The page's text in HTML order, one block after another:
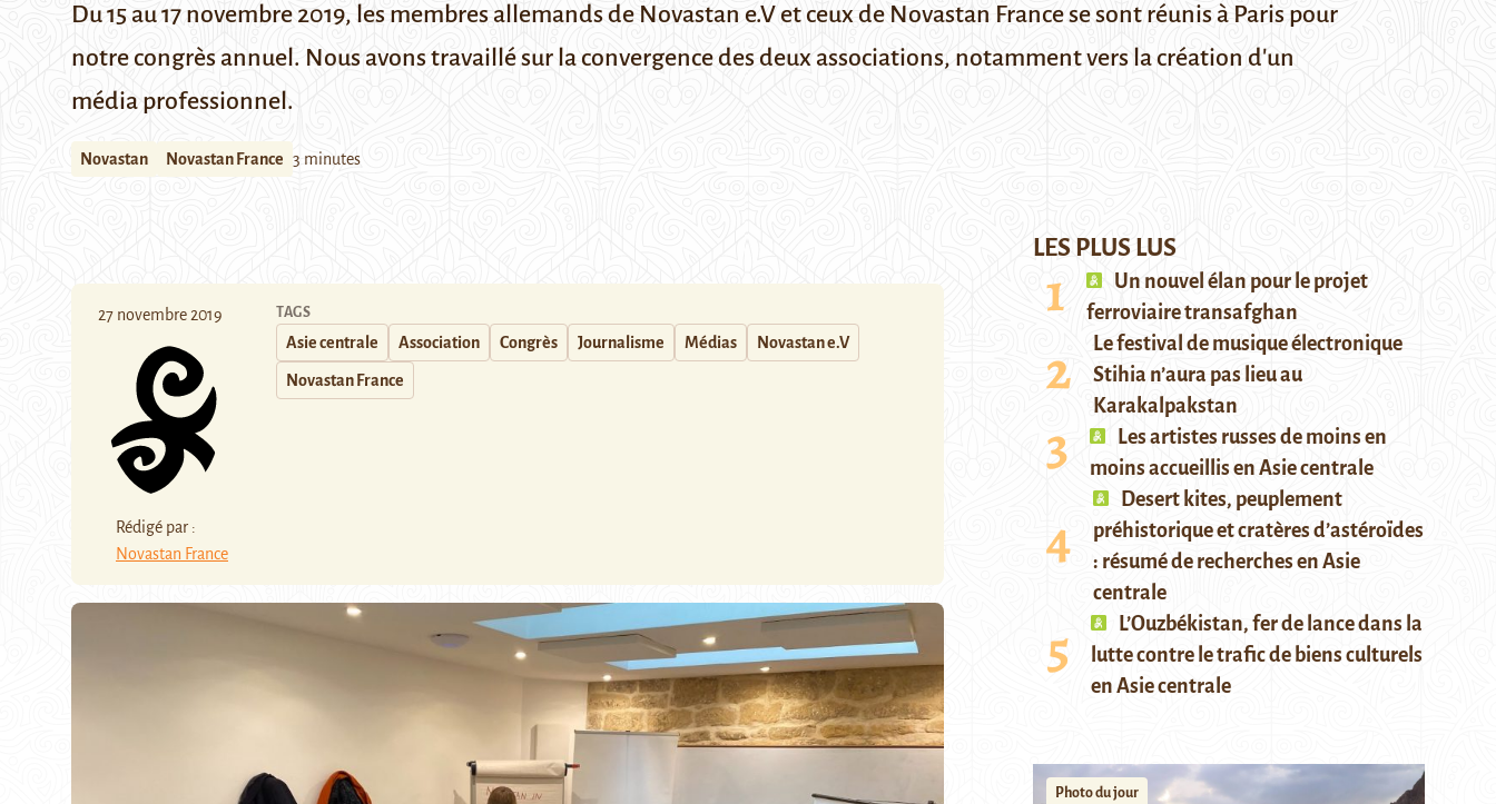
Du 15 au 17 novembre 2019, les membres allemands de Novastan e.V et ceux de Novastan France se sont réunis à Paris pour
notre congrès annuel. Nous avons travaillé sur la convergence des deux associations, notamment vers la création d'un
média professionnel.
Novastan Novastan France 3 minutes
27 novembre 2019
Rédigé par :
Novastan France
TAGS
Asie centrale Association Congrès Journalisme Médias Novastan e.V
Novastan France
LES PLUS LUS
Un nouvel élan pour le projet
ferroviaire transafghan
Le festival de musique électronique
Stihia n’aura pas lieu au
Karakalpakstan
Les artistes russes de moins en
moins accueillis en Asie centrale
Desert kites, peuplement
préhistorique et cratères d’astéroïdes
: résumé de recherches en Asie
centrale
L’Ouzbékistan, fer de lance dans la
lutte contre le trafic de biens culturels
en Asie centrale
Photo du jour